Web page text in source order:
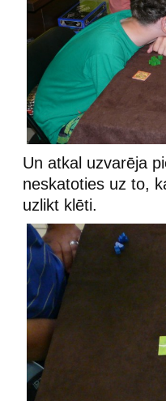
Un atkal uzvarēja
neskatoties uz to,
uzlikt klēti.